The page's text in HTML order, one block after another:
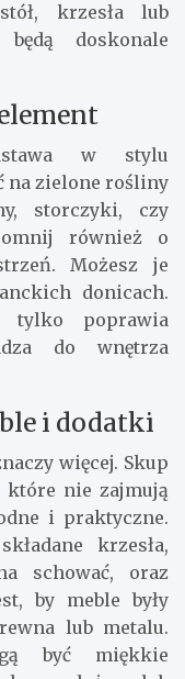
krzesła lub
doskonale
w stylu
na zielone rośliny
storczyki, czy
również o
Możesz je
donicach.
tylko poprawia
do wnętrza
i dodatki
więcej. Skup
które nie zajmują
i praktyczne.
krzesła,
schować, oraz
by meble były
lub metalu.
być miękkie